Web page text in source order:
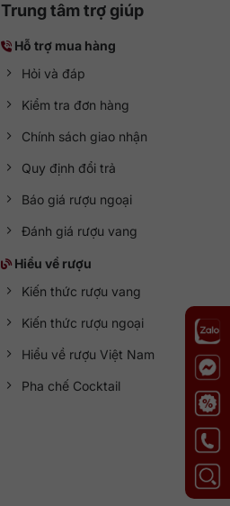
Trung tâm trợ giúp
Hỗ trợ mua hàng
Hỏi và đáp
Kiểm tra đơn hàng
Chính sách giao nhận
Quy định đổi trả
Báo giá rượu ngoại
Đánh giá rượu vang
Hiểu về rượu
Kiến thức rượu vang
Kiến thức rượu ngoại
Hiểu về rượu Việt Nam
Pha chế Cocktail